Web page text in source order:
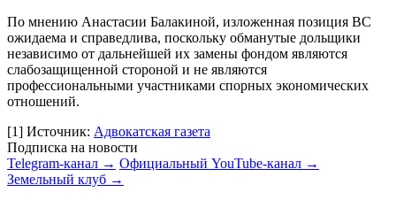
По мнению Анастасии Балакиной, изложенная позиция ВС
ожидаема и справедлива, поскольку обманутые дольщики
независимо от дальнейшей их замены фондом являются
слабозащищенной стороной и не являются
профессиональными участниками спорных экономических
отношений.
[1] Источник: Адвокатская газета
Подписка на новости
Telegram-канал → Официальный YouTube-канал →
Земельный клуб →